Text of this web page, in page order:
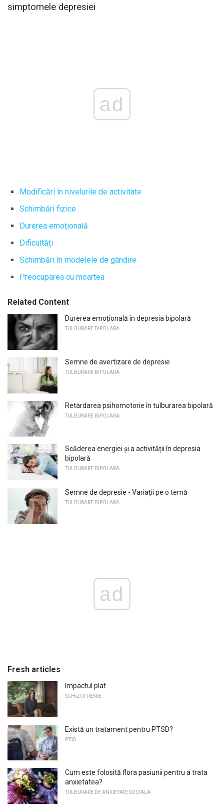
simptomele depresiei
ad
Modificări în nivelurile de activitate
Schimbări fizice
Durerea emoțională
Dificultăți
Schimbări în modelele de gândire
Preocuparea cu moartea
Related Content
Durerea emoțională în depresia bipolară
TULBURARE BIPOLARA
Semne de avertizare de depresie
TULBURARE BIPOLARA
Retardarea psihomotorie în tulburarea bipolară
TULBURARE BIPOLARA
Scăderea energiei și a activității în depresia
bipolară
TULBURARE BIPOLARA
Semne de depresie - Variații pe o temă
TULBURARE BIPOLARA
ad
Fresh articles
Impactul plat
SCHIZOFRENIE
Există un tratament pentru PTSD?
PTSD
Cum este folosită flora pasiunii pentru a trata
anxietatea?
TULBURARE DE ANXIETATE SOCIALA